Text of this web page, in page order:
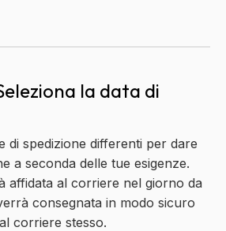
la data di
di spedizione differenti per dare
a seconda delle tue esigenze.
affidata al corriere nel giorno da
consegnata in modo sicuro
corriere stesso.